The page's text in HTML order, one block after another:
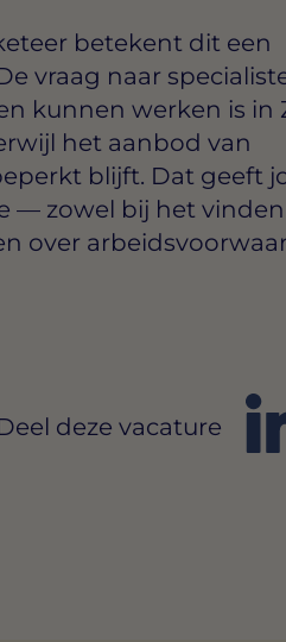
betekent dit een
vraag naar
kunnen werken is in
het aanbod van
blijft. Dat geeft
— zowel bij het
over
deze vacature